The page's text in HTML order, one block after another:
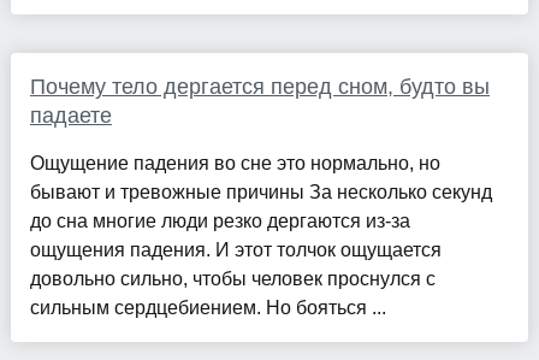
Почему тело дергается перед сном, будто вы
падаете
Ощущение падения во сне это нормально, но
бывают и тревожные причины За несколько секунд
до сна многие люди резко дергаются из-за
ощущения падения. И этот толчок ощущается
довольно сильно, чтобы человек проснулся с
сильным сердцебиением. Но бояться ...